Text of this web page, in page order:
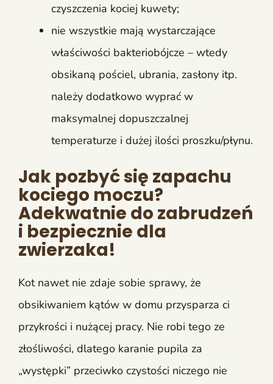
czyszczenia kociej kuwety;
nie wszystkie mają wystarczające
właściwości bakteriobójcze – wtedy
obsikaną pościel, ubrania, zasłony itp.
należy dodatkowo wyprać w
maksymalnej dopuszczalnej
temperaturze i dużej ilości proszku/płynu.
Jak pozbyć się zapachu
kociego moczu?
Adekwatnie do zabrudzeń
i bezpiecznie dla
zwierzaka!
Kot nawet nie zdaje sobie sprawy, że
obsikiwaniem kątów w domu przysparza ci
przykrości i nużącej pracy. Nie robi tego ze
złośliwości, dlatego karanie pupila za
„występki” przeciwko czystości niczego nie